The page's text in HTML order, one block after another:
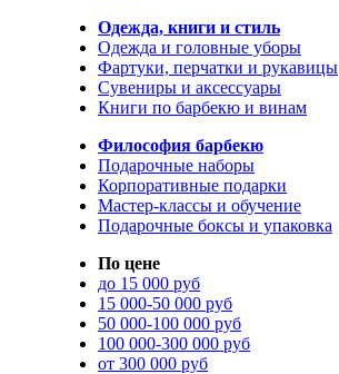
Одежда, книги и стиль
Одежда и головные уборы
Фартуки, перчатки и рукавицы
Сувениры и аксессуары
Книги по барбекю и винам
Философия барбекю
Подарочные наборы
Корпоративные подарки
Мастер-классы и обучение
Подарочные боксы и упаковка
По цене
до 15 000 руб
15 000-50 000 руб
50 000-100 000 руб
100 000-300 000 руб
от 300 000 руб